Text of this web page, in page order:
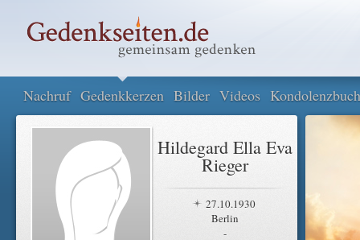
Nachruf Gedenkkerzen Bilder Videos Kondolenzbuch
Hildegard Ella Eva
Rieger
27.10.1930
Berlin
-